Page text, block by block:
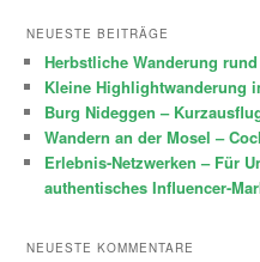
NEUESTE BEITRÄGE
Herbstliche Wanderung
Kleine Highlightwanderung
Burg Nideggen –
Wandern an der Mosel –
Erlebnis-Netzwerken – Für
authentisches Influencer-
NEUESTE KOMMENTARE